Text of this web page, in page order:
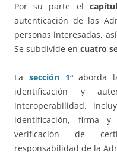
Por su parte el
autenticación de las
personas interesadas,
Se subdivide en cuatro
La sección 1ªaborda
identificación y
interoperabilidad,
identificación, firma
verificación de
responsabilidad de la